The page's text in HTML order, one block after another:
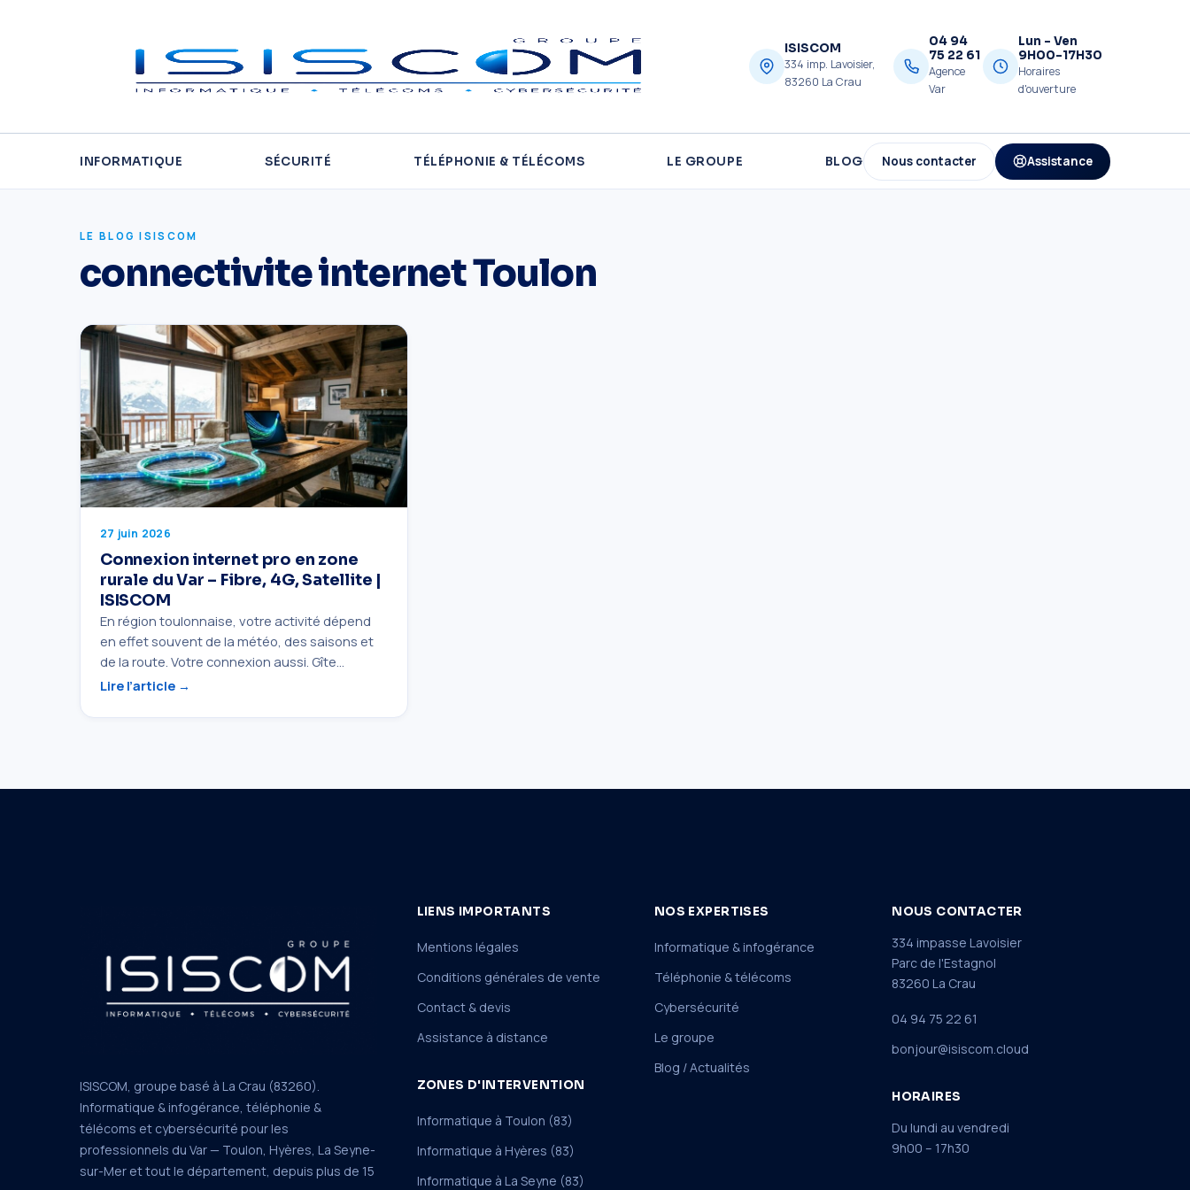
ISISCOM
334 imp. Lavoisier,
83260 La Crau
04 94
75 22 61
Agence
Var
Lun - Ven
9H00-17H30
Horaires
d'ouverture
INFORMATIQUE SÉCURITÉ TÉLÉPHONIE & TÉLÉCOMS LE GROUPE BLOG Nous contacter Assistance
LE BLOG ISISCOM
connectivite internet Toulon
27 juin 2026
Connexion internet pro en zone
rurale du Var – Fibre, 4G, Satellite |
ISISCOM
En région toulonnaise, votre activité dépend
en effet souvent de la météo, des saisons et
de la route. Votre connexion aussi. Gîte…
Lire l’article →
ISISCOM, groupe basé à La Crau (83260).
Informatique & infogérance, téléphonie &
télécoms et cybersécurité pour les
professionnels du Var — Toulon, Hyères, La Seyne-
sur-Mer et tout le département, depuis plus de 15
LIENS IMPORTANTS
Mentions légales
Conditions générales de vente
Contact & devis
Assistance à distance
ZONES D'INTERVENTION
Informatique à Toulon (83)
Informatique à Hyères (83)
Informatique à La Seyne (83)
NOS EXPERTISES
Informatique & infogérance
Téléphonie & télécoms
Cybersécurité
Le groupe
Blog / Actualités
NOUS CONTACTER
334 impasse Lavoisier
Parc de l'Estagnol
83260 La Crau
04 94 75 22 61
bonjour@isiscom.cloud
HORAIRES
Du lundi au vendredi
9h00 – 17h30